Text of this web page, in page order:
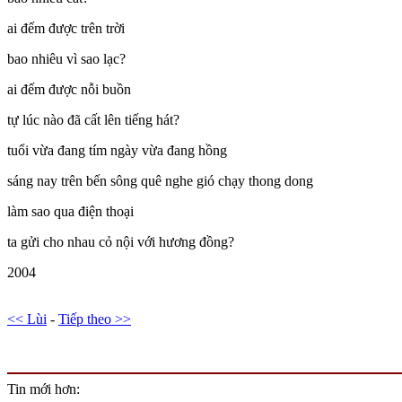
ai đếm được trên trời
bao nhiêu vì sao lạc?
ai đếm được nỗi buồn
tự lúc nào đã cất lên tiếng hát?
tuổi vừa đang tím ngày vừa đang hồng
sáng nay trên bến sông quê nghe gió chạy thong dong
làm sao qua điện thoại
ta gửi cho nhau cỏ nội với hương đồng?
2004
<< Lùi - Tiếp theo >>
Tin mới hơn: